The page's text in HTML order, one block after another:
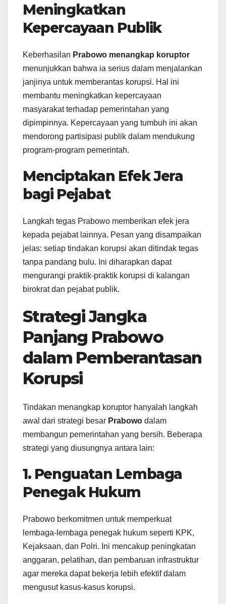
Meningkatkan
Kepercayaan Publik
Keberhasilan Prabowo menangkap koruptor
menunjukkan bahwa ia serius dalam menjalankan
janjinya untuk memberantas korupsi. Hal ini
membantu meningkatkan kepercayaan
masyarakat terhadap pemerintahan yang
dipimpinnya. Kepercayaan yang tumbuh ini akan
mendorong partisipasi publik dalam mendukung
program-program pemerintah.
Menciptakan Efek Jera
bagi Pejabat
Langkah tegas Prabowo memberikan efek jera
kepada pejabat lainnya. Pesan yang disampaikan
jelas: setiap tindakan korupsi akan ditindak tegas
tanpa pandang bulu. Ini diharapkan dapat
mengurangi praktik-praktik korupsi di kalangan
birokrat dan pejabat publik.
Strategi Jangka
Panjang Prabowo
dalam Pemberantasan
Korupsi
Tindakan menangkap koruptor hanyalah langkah
awal dari strategi besar Prabowo dalam
membangun pemerintahan yang bersih. Beberapa
strategi yang diusungnya antara lain:
1. Penguatan Lembaga
Penegak Hukum
Prabowo berkomitmen untuk memperkuat
lembaga-lembaga penegak hukum seperti KPK,
Kejaksaan, dan Polri. Ini mencakup peningkatan
anggaran, pelatihan, dan pembaruan infrastruktur
agar mereka dapat bekerja lebih efektif dalam
mengusut kasus-kasus korupsi.